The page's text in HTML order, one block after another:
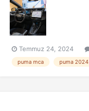
sağlamış
Temmuz 24, 2024
puma mca puma 2024